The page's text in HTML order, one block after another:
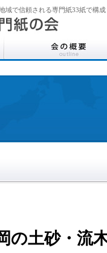
域で信頼される専門紙33紙で構成
の土砂・流